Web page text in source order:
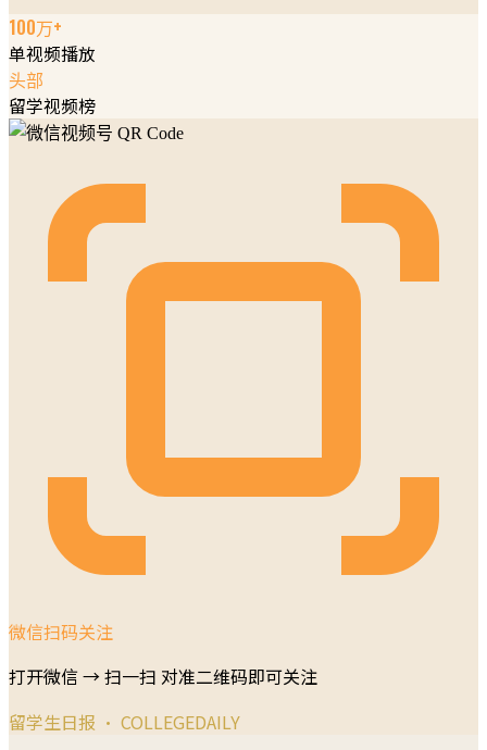
100万+
单视频播放
头部
留学视频榜
微信扫码关注
打开微信 → 扫一扫 对准二维码即可关注
留学生日报 · COLLEGEDAILY